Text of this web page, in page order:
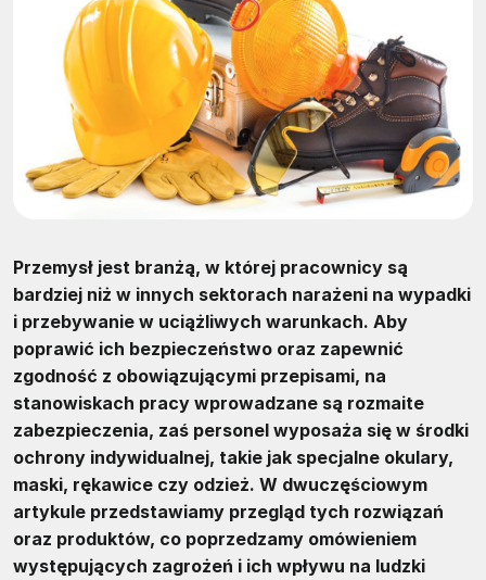
Przemysł jest branżą, w której pracownicy są
bardziej niż w innych sektorach narażeni na wypadki
i przebywanie w uciążliwych warunkach. Aby
poprawić ich bezpieczeństwo oraz zapewnić
zgodność z obowiązującymi przepisami, na
stanowiskach pracy wprowadzane są rozmaite
zabezpieczenia, zaś personel wyposaża się w środki
ochrony indywidualnej, takie jak specjalne okulary,
maski, rękawice czy odzież. W dwuczęściowym
artykule przedstawiamy przegląd tych rozwiązań
oraz produktów, co poprzedzamy omówieniem
występujących zagrożeń i ich wpływu na ludzki